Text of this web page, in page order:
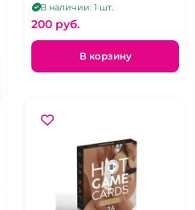
В наличии: 1 шт.
200 pуб.
В корзину